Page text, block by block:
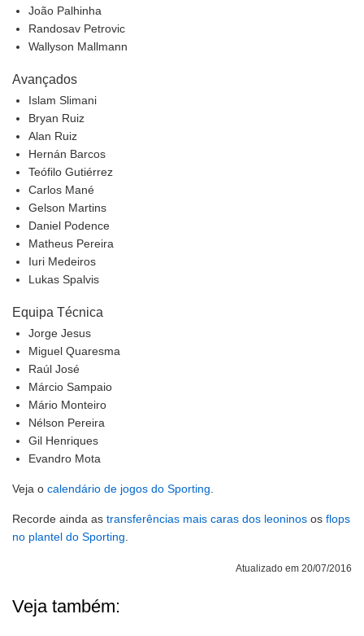
João Palhinha
Randosav Petrovic
Wallyson Mallmann
Avançados
Islam Slimani
Bryan Ruiz
Alan Ruiz
Hernán Barcos
Teófilo Gutiérrez
Carlos Mané
Gelson Martins
Daniel Podence
Matheus Pereira
Iuri Medeiros
Lukas Spalvis
Equipa Técnica
Jorge Jesus
Miguel Quaresma
Raúl José
Márcio Sampaio
Mário Monteiro
Nélson Pereira
Gil Henriques
Evandro Mota
Veja o calendário de jogos do Sporting
Recorde ainda as transferências mais caras dos leoninos os flops
no plantel do Sporting
Atualizado em 20/07/2016
Veja também: